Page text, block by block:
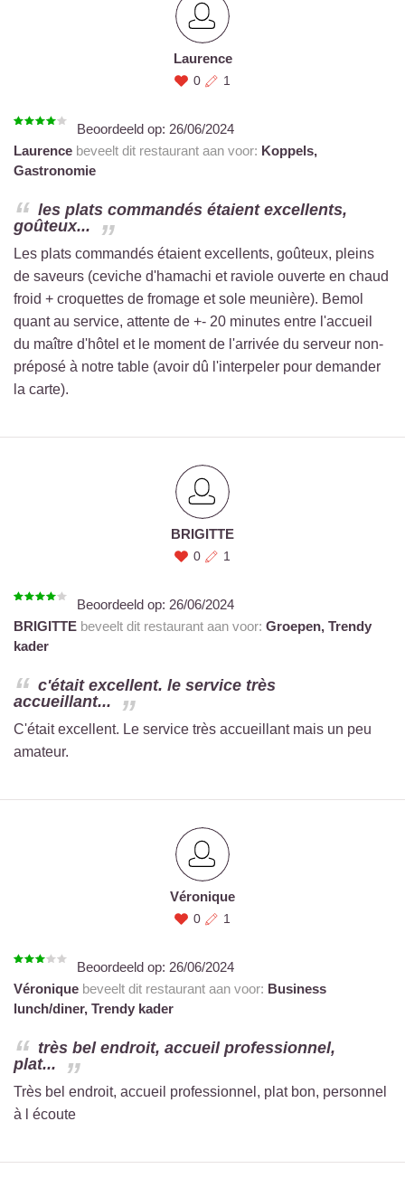
Laurence
0 1
Beoordeeld op: 26/06/2024
Laurence beveelt dit restaurant aan voor: Koppels,
Gastronomie
les plats commandés étaient excellents,
goûteux...
Les plats commandés étaient excellents, goûteux, pleins
de saveurs (ceviche d'hamachi et raviole ouverte en chaud
froid + croquettes de fromage et sole meunière). Bemol
quant au service, attente de +- 20 minutes entre l'accueil
du maître d'hôtel et le moment de l'arrivée du serveur non-
préposé à notre table (avoir dû l'interpeler pour demander
la carte).
BRIGITTE
0 1
Beoordeeld op: 26/06/2024
BRIGITTE beveelt dit restaurant aan voor: Groepen, Trendy
kader
c'était excellent. le service très
accueillant...
C'était excellent. Le service très accueillant mais un peu
amateur.
Véronique
0 1
Beoordeeld op: 26/06/2024
Véronique beveelt dit restaurant aan voor: Business
lunch/diner, Trendy kader
très bel endroit, accueil professionnel,
plat...
Très bel endroit, accueil professionnel, plat bon, personnel
à l écoute